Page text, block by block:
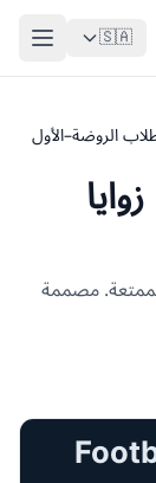
🇸🇦
الروضة–الأول
مصممة